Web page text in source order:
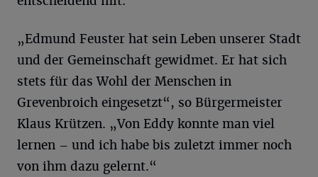
„Edmund Feuster hat sein Leben unserer Stadt
und der Gemeinschaft gewidmet. Er hat sich
stets für das Wohl der Menschen in
Grevenbroich eingesetzt“, so Bürgermeister
Klaus Krützen. „Von Eddy konnte man viel
lernen – und ich habe bis zuletzt immer noch
von ihm dazu gelernt.“